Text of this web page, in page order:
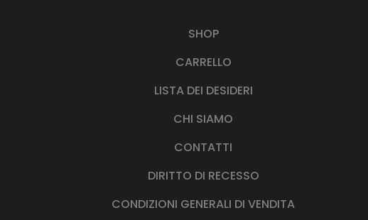
SHOP
CARRELLO
LISTA DEI DESIDERI
CHI SIAMO
CONTATTI
DIRITTO DI RECESSO
CONDIZIONI GENERALI DI VENDITA